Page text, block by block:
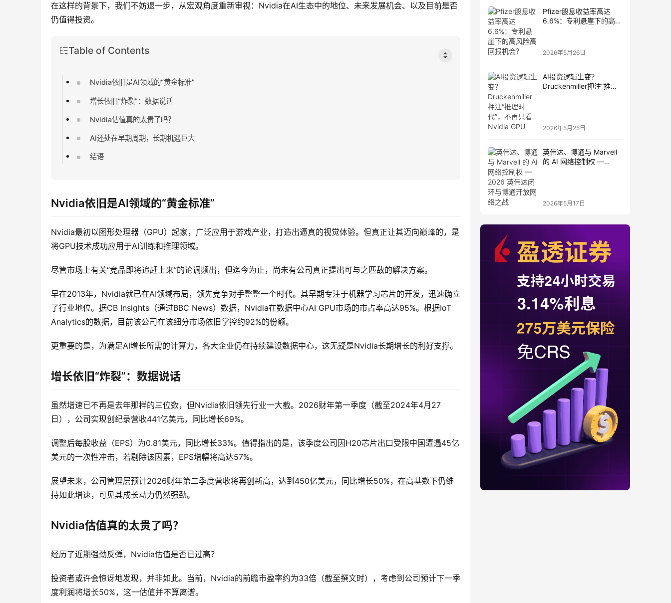
在这样的背景下，我们不妨退一步，从宏观角度重新审视：Nvidia在AI生态中的地位、未来发展机会、以及目前是否
仍值得投资。
Table of Contents
Nvidia依旧是AI领域的“黄金标准”
增长依旧“炸裂”：数据说话
Nvidia估值真的太贵了吗？
AI还处在早期周期，长期机遇巨大
结语
Nvidia依旧是AI领域的“黄金标准”
Nvidia最初以图形处理器（GPU）起家，广泛应用于游戏产业，打造出逼真的视觉体验。但真正让其迈向巅峰的，是
将GPU技术成功应用于AI训练和推理领域。
尽管市场上有关“竞品即将追赶上来”的论调频出，但迄今为止，尚未有公司真正提出可与之匹敌的解决方案。
早在2013年，Nvidia就已在AI领域布局，领先竞争对手整整一个时代。其早期专注于机器学习芯片的开发，迅速确立
了行业地位。据CB Insights（通过BBC News）数据，Nvidia在数据中心AI GPU市场的市占率高达95%。根据IoT
Analytics的数据，目前该公司在该细分市场依旧掌控约92%的份额。
更重要的是，为满足AI增长所需的计算力，各大企业仍在持续建设数据中心，这无疑是Nvidia长期增长的利好支撑。
增长依旧“炸裂”：数据说话
虽然增速已不再是去年那样的三位数，但Nvidia依旧领先行业一大截。2026财年第一季度（截至2024年4月27
日），公司实现创纪录营收441亿美元，同比增长69%。
调整后每股收益（EPS）为0.81美元，同比增长33%。值得指出的是，该季度公司因H20芯片出口受限中国遭遇45亿
美元的一次性冲击，若剔除该因素，EPS增幅将高达57%。
展望未来，公司管理层预计2026财年第二季度营收将再创新高，达到450亿美元，同比增长50%，在高基数下仍维
持如此增速，可见其成长动力仍然强劲。
Nvidia估值真的太贵了吗？
经历了近期强劲反弹，Nvidia估值是否已过高？
投资者或许会惊讶地发现，并非如此。当前，Nvidia的前瞻市盈率约为33倍（截至撰文时），考虑到公司预计下一季
度利润将增长50%，这一估值并不算离谱。
Pfizer股息收益率高达
6.6%：专利悬崖下的高风
2026年5月26日
AI投资逻辑生变？
Druckenmiller押注“推理
2026年5月25日
英伟达、博通与 Marvell
的 AI 网络控制权 —
2026年5月17日